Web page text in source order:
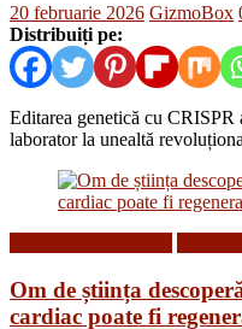
20 februarie 2026 GizmoBox
Distribuiți pe:
Editarea genetică cu CRISPR
laborator la unealtă
Om de știința
cardiac poate fi